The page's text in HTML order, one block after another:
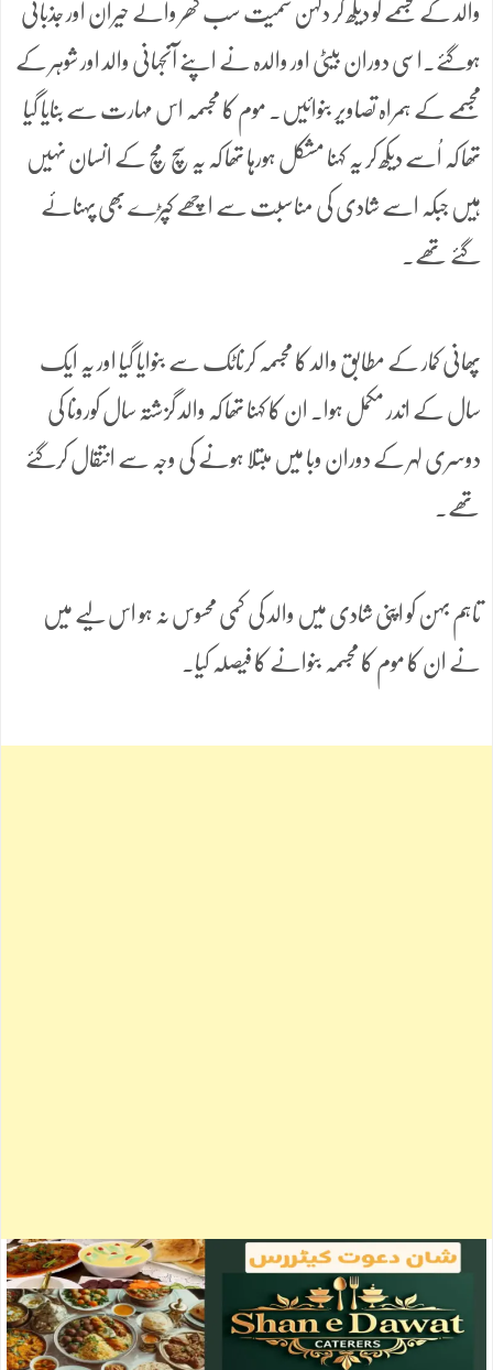
والد کے مجسمے کو دیکھ کر دلہن سمیت سب گھر والے حیران اور جذباتی
ہوگئے۔اسی دوران بیٹی اور والدہ نے اپنے آنجہانی والد اور شوہر کے
مجسمے کے ہمراہ تصاویر بنوائیں۔ موم کا مجسمہ اس مہارت سے بنایا گیا
تھا کہ اُسے دیکھ کر یہ کہنا مشکل ہورہا تھا کہ یہ سچ مچ کے انسان نہیں
ہیں جبکہ اسے شادی کی مناسبت سے اچھے کپڑے بھی پہنائے
گئے تھے۔
پھانی کمار کے مطابق والد کا مجسمہ کرناٹک سے بنوایا گیا اور یہ ایک
سال کے اندر مکمل ہوا۔ ان کا کہنا تھا کہ والد گزشتہ سال کورونا کی
دوسری لہر کے دوران وبا میں مبتلا ہونے کی وجہ سے انتقال کرگئے
تھے۔
تاہم بہن کو اپنی شادی میں والد کی کمی محسوس نہ ہو اس لیے میں
نے ان کا موم کا مجسمہ بنوانے کا فیصلہ کیا۔